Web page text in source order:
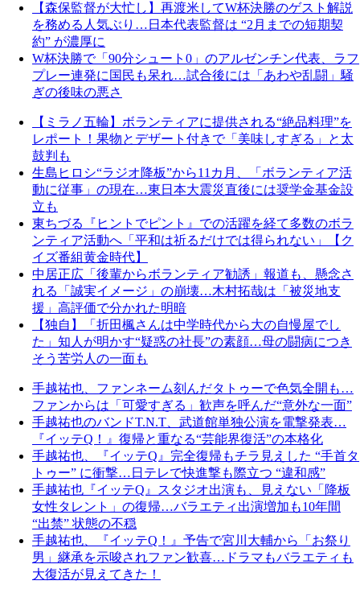
【森保監督が大忙し】再渡米してW杯決勝のゲスト解説
を務める人気ぶり…日本代表監督は “2月までの短期契
約” が濃厚に
W杯決勝で「90分シュート0」のアルゼンチン代表、ラフ
プレー連発に国民も呆れ…試合後には「あわや乱闘」騒
ぎの後味の悪さ
【ミラノ五輪】ボランティアに提供される“絶品料理”を
レポート！果物とデザート付きで「美味しすぎる」と太
鼓判も
生島ヒロシ“ラジオ降板”から11カ月、「ボランティア活
動に従事」の現在…東日本大震災直後には奨学金基金設
立も
東ちづる『ヒントでピント』での活躍を経て多数のボラ
ンティア活動へ「平和は祈るだけでは得られない」【ク
イズ番組黄金時代】
中居正広「後輩からボランティア勧誘」報道も、懸念さ
れる「誠実イメージ」の崩壊…木村拓哉は「被災地支
援」高評価で分かれた明暗
【独自】「折田楓さんは中学時代から大の自慢屋でし
た」知人が明かす“疑惑の社長”の素顔…母の闘病につき
そう苦労人の一面も
手越祐也、ファンネーム刻んだタトゥーで色気全開も…
ファンからは「可愛すぎる」歓声を呼んだ“意外な一面”
手越祐也のバンドT.N.T、武道館単独公演を電撃発表…
『イッテQ！』復帰と重なる“芸能界復活”の本格化
手越祐也、『イッテQ』完全復帰もチラ見えした “手首タ
トゥー” に衝撃…日テレで快進撃も際立つ “違和感”
手越祐也『イッテQ』スタジオ出演も、見えない「降板
女性タレント」の復帰…バラエティ出演増加も10年間
“出禁” 状態の不穏
手越祐也、『イッテQ！』予告で宮川大輔から「お祭り
男」継承を示唆されファン歓喜…ドラマもバラエティも
大復活が見えてきた！